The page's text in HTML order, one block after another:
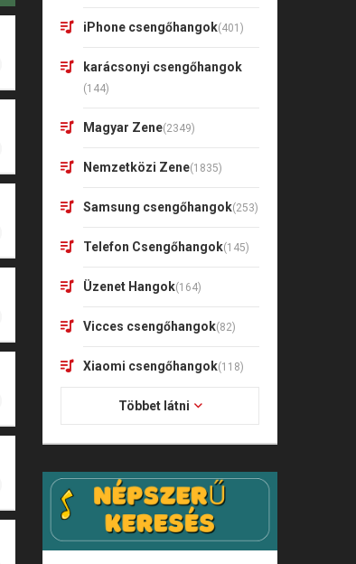
iPhone csengőhangok(401)
karácsonyi csengőhangok
(144)
Magyar Zene(2349)
Nemzetközi Zene(1835)
Samsung csengőhangok(253)
Telefon Csengőhangok(145)
Üzenet Hangok(164)
Vicces csengőhangok(82)
Xiaomi csengőhangok(118)
Többet látni